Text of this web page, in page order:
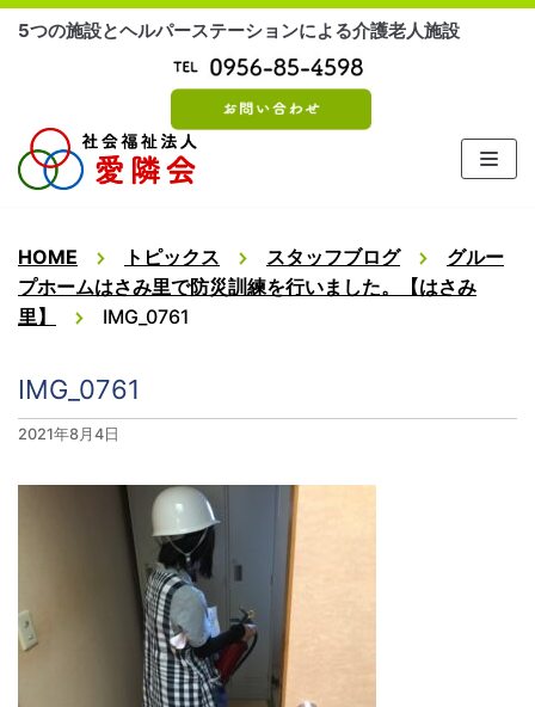
コ
ツ
に
ス
ッ
プ
5つの施設とヘルパーステーションによる介護老人施設
HOME トピックス スタッフブログ
グルー
プホームはさみ里で防災訓練を行いました。【はさみ
里】
IMG_0761
IMG_0761
2021年8月4日